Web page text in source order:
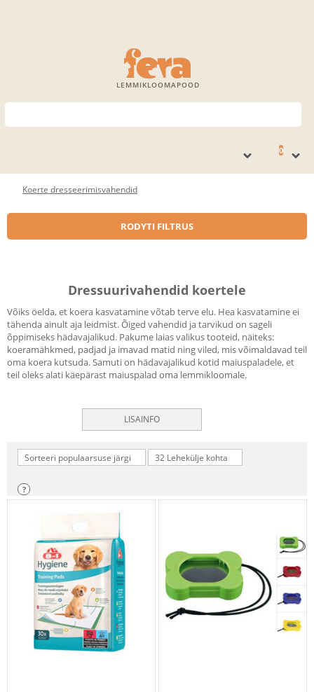
LEMMIKLOOMAPOOD
0
Koerte dresseerimisvahendid
RODYTI FILTRUS
Dressuurivahendid koertele
Võiks öelda, et koera kasvatamine võtab terve elu. Hea kasvatamine ei
tähenda ainult aja leidmist. Õiged vahendid ja tarvikud on sageli
õppimiseks hädavajalikud. Pakume laias valikus tooteid, näiteks:
koeramähkmed, padjad ja imavad matid ning viled, mis võimaldavad teil
oma koera kutsuda. Samuti on hädavajalikud kotid maiuspaladele, et
teil oleks alati käepärast maiuspalad oma lemmikloomale.
LISAINFO
Sorteeri populaarsuse järgi 32 Lehekülje kohta
?